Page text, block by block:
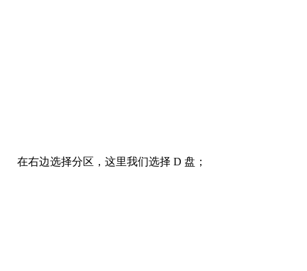
在右边选择分区，这里我们选择 D 盘；